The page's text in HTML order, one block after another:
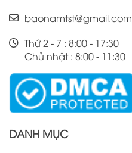
baonamtst@gmail.com
Thứ 2 - 7 : 8:00 - 17:30
Chủ nhật : 8:00 - 11:30
DANH MỤC